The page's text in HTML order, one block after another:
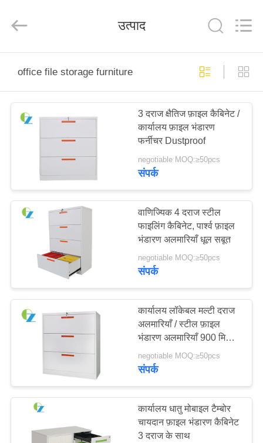
उत्पादों
कारखाना
गुणवत्ता
नियंत्रण
समाचार
Reserved.
उत्पाद
office file storage furniture
3 दराज क्षैतिज फ़ाइल कैबिनेट /
कार्यालय फ़ाइल भंडारण
फर्नीचर Dustproof
negotiable MOQ:≥50pcs
संपर्क
वाणिज्यिक 4 दराज स्टील
फाइलिंग कैबिनेट, पार्श्व फ़ाइल
भंडारण अलमारियाँ धूल सबूत
negotiable MOQ:≥50pcs
संपर्क
कार्यालय लॉकेबल मल्टी दराज
अलमारियाँ / स्टील फ़ाइल
भंडारण अलमारियाँ 900 मिमी
चौड़ाई
negotiable MOQ:≥50pcs
संपर्क
कार्यालय धातु मोबाइल टैम्बोर
चायदान फ़ाइल भंडारण कैबिनेट
3 दराज के साथ